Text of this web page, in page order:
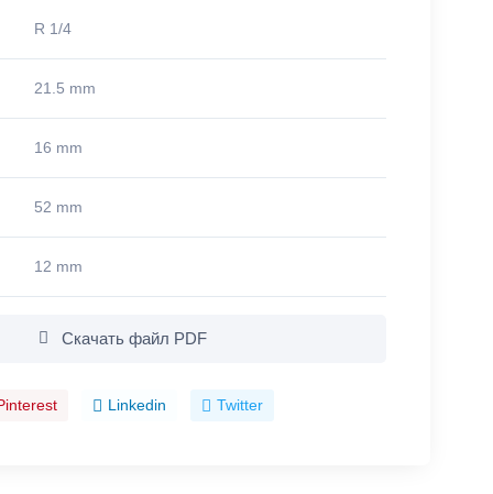
R 1/4
21.5 mm
16 mm
52 mm
12 mm
Скачать файл PDF
Linkedin Twitter